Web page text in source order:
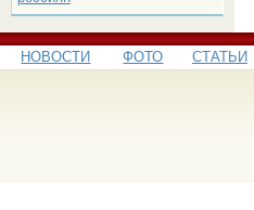
НОВОСТИ ФОТО СТАТЬИ